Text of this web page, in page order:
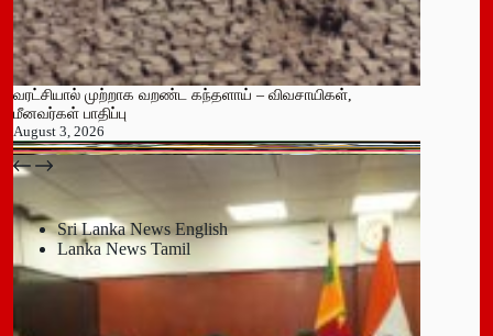
வரட்சியால் முற்றாக வறண்ட கந்தளாய் – விவசாயிகள்,
மீனவர்கள் பாதிப்பு
August 3, 2026
பதுளை மாநகர சபையின் NPP உறுப்பினர் திடீர் ராஜினாமா!
July 14, 2026
Sri Lanka News English
Lanka News Tamil